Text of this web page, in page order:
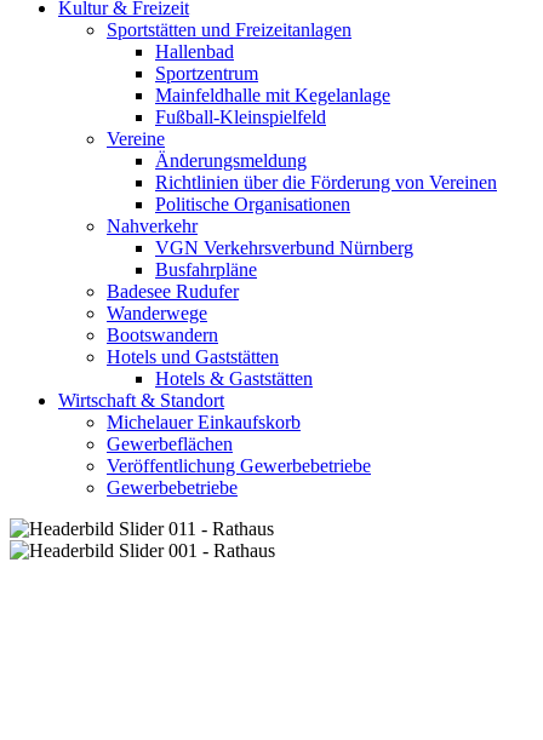
Kultur & Freizeit
Sportstätten und Freizeitanlagen
Hallenbad
Sportzentrum
Mainfeldhalle mit Kegelanlage
Fußball-Kleinspielfeld
Vereine
Änderungsmeldung
Richtlinien über die Förderung von Vereinen
Politische Organisationen
Nahverkehr
VGN Verkehrsverbund Nürnberg
Busfahrpläne
Badesee Rudufer
Wanderwege
Bootswandern
Hotels und Gaststätten
Hotels & Gaststätten
Wirtschaft & Standort
Michelauer Einkaufskorb
Gewerbeflächen
Veröffentlichung Gewerbebetriebe
Gewerbebetriebe